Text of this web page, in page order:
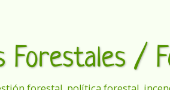
Forestales /